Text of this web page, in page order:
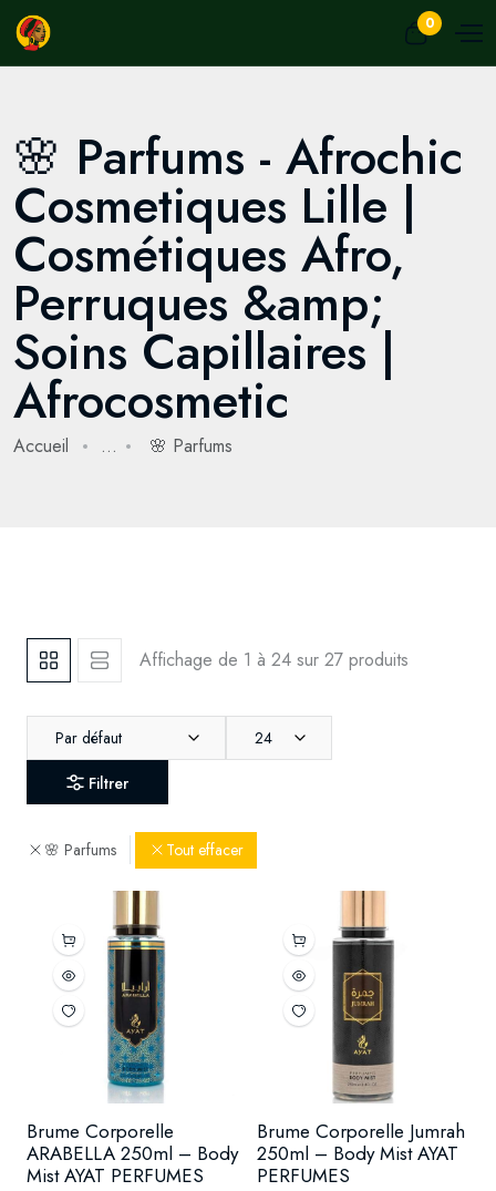
0
🌸 Parfums - Afrochic
Cosmetiques Lille |
Cosmétiques Afro,
Perruques &amp;
Soins Capillaires |
Afrocosmetic
Accueil ... 🌸 Parfums
Affichage de 1 à 24 sur 27 produits
Par défaut 24
Filtrer
🌸 Parfums Tout effacer
Brume Corporelle
ARABELLA 250ml – Body
Mist AYAT PERFUMES
Brume Corporelle Jumrah
250ml – Body Mist AYAT
PERFUMES